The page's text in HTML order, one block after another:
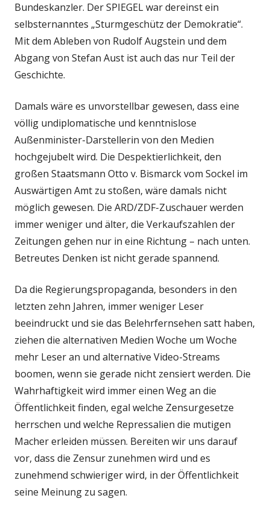
Bundeskanzler. Der SPIEGEL war dereinst ein
selbsternanntes „Sturmgeschütz der Demokratie“.
Mit dem Ableben von Rudolf Augstein und dem
Abgang von Stefan Aust ist auch das nur Teil der
Geschichte.
Damals wäre es unvorstellbar gewesen, dass eine
völlig undiplomatische und kenntnislose
Außenminister-Darstellerin von den Medien
hochgejubelt wird. Die Despektierlichkeit, den
großen Staatsmann Otto v. Bismarck vom Sockel im
Auswärtigen Amt zu stoßen, wäre damals nicht
möglich gewesen. Die ARD/ZDF-Zuschauer werden
immer weniger und älter, die Verkaufszahlen der
Zeitungen gehen nur in eine Richtung – nach unten.
Betreutes Denken ist nicht gerade spannend.
Da die Regierungspropaganda, besonders in den
letzten zehn Jahren, immer weniger Leser
beeindruckt und sie das Belehrfernsehen satt haben,
ziehen die alternativen Medien Woche um Woche
mehr Leser an und alternative Video-Streams
boomen, wenn sie gerade nicht zensiert werden. Die
Wahrhaftigkeit wird immer einen Weg an die
Öffentlichkeit finden, egal welche Zensurgesetze
herrschen und welche Repressalien die mutigen
Macher erleiden müssen. Bereiten wir uns darauf
vor, dass die Zensur zunehmen wird und es
zunehmend schwieriger wird, in der Öffentlichkeit
seine Meinung zu sagen.